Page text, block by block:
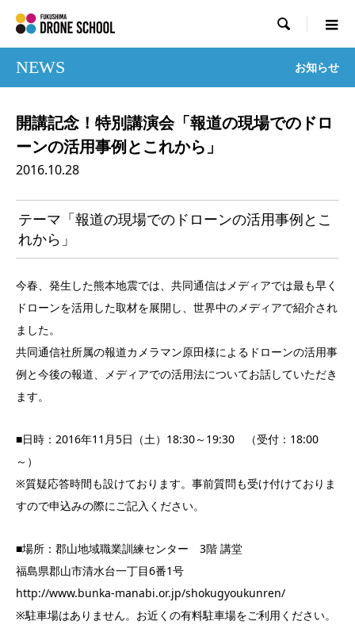

NEWS お知らせ
開講記念！特別講演会「報道の現場でのドロ
ーンの活用事例とこれから」
2016.10.28
テーマ「報道の現場でのドローンの活用事例とこ
れから」
今春、発生した熊本地震では、共同通信はメディアでは最も早く
ドローンを活用した取材を展開し、世界中のメディアで紹介され
ました。
共同通信社所属の報道カメラマン原田様によるドローンの活用事
例と今後の報道、メディアでの活用法についてお話していただき
ます。
■日時：2016年11月5日（土）18:30～19:30 （受付：18:00
～）
※質疑応答時間も設けております。事前質問も受け付けておりま
すので申込みの際にご記入ください。
■場所：郡山地域職業訓練センター 3階 講堂
福島県郡山市清水台一丁目6番1号
http://www.bunka-manabi.or.jp/shokugyoukunren/
※駐車場はありません。お近くの有料駐車場をご利用ください。